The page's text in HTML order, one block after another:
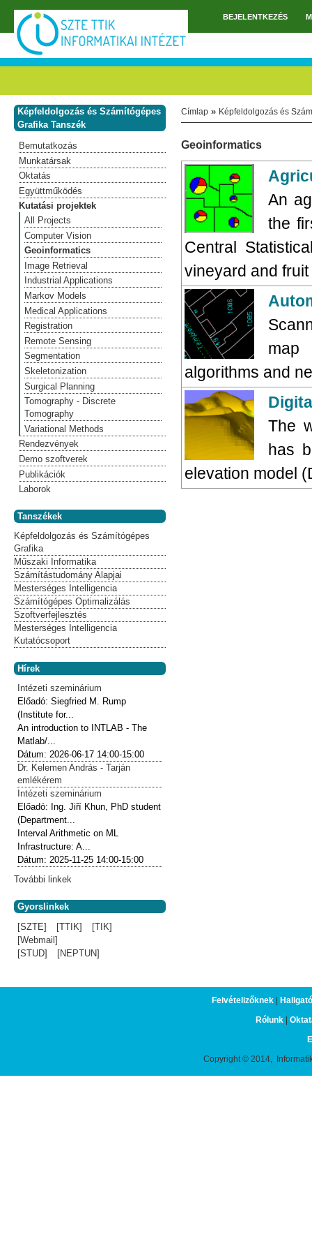
Ugrás a tartalomra
FőmenüBEJELENTKEZÉS
Jelenlegi hely
Címlap » Képfeldolgozás és
Geoinformatics
An
the
Central
vineyard and
map
algorithms and
The
has
elevation model
Képfeldolgozás és Számítógépes
Grafika Tanszék
Bemutatkozás
Munkatársak
Oktatás
Együttműködés
Kutatási projektek
All Projects
Computer Vision
Geoinformatics
Image Retrieval
Industrial Applications
Markov Models
Medical Applications
Registration
Remote Sensing
Segmentation
Skeletonization
Surgical Planning
Tomography - Discrete
Tomography
Variational Methods
Rendezvények
Demo szoftverek
Publikációk
Laborok
Tanszékek
Képfeldolgozás és Számítógépes
Grafika
Műszaki Informatika
Számítástudomány Alapjai
Mesterséges Intelligencia
Számítógépes Optimalizálás
Szoftverfejlesztés
Mesterséges Intelligencia
Kutatócsoport
Hírek
Intézeti szeminárium
Előadó:Siegfried M. Rump
(Institute for...
An introduction to INTLAB - The
Matlab/...
Dátum: 2026-06-17 14:00-15:00
Dr. Kelemen András - Tarján
emlékérem
Intézeti szeminárium
Előadó: Ing. Jiří Khun, PhD student
(Department...
Interval Arithmetic on ML
Infrastructure: A...
Dátum: 2025-11-25 14:00-15:00
További linkek
Gyorslinkek
[SZTE]
[TTIK]
[TIK]
[Webmail]
[STUD]
[NEPTUN]
Felvételizőknek|
Rólunk|
Copyright © 2014,